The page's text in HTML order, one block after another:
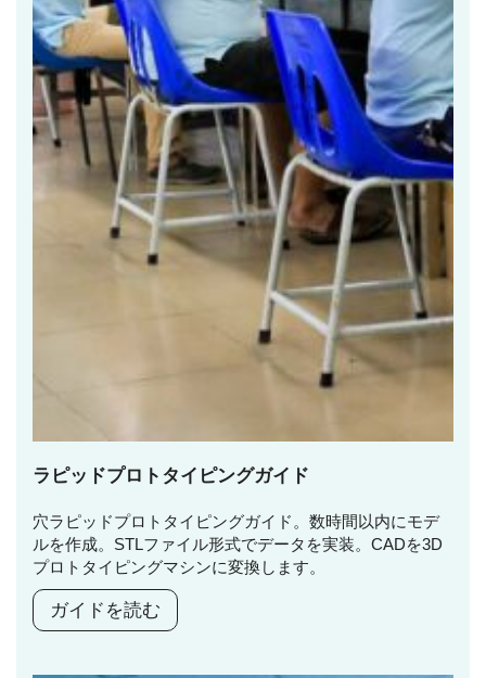
ラピッドプロトタイピングガイド
穴ラピッドプロトタイピングガイド。数時間以内にモデ
ルを作成。STLファイル形式でデータを実装。CADを3D
プロトタイピングマシンに変換します。
ガイドを読む